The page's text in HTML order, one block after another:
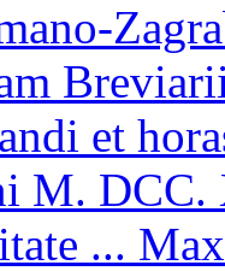
et
M. DCC.
...